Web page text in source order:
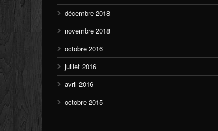
décembre 2018
novembre 2018
octobre 2016
juillet 2016
avril 2016
octobre 2015